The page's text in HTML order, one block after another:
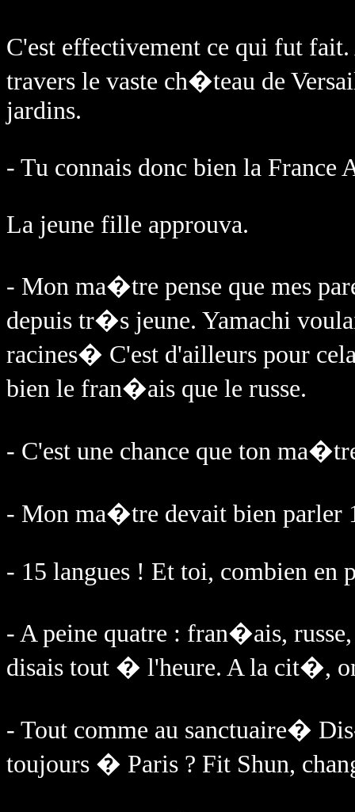
C'est effectivement ce qui fut
travers le vaste ch�teau de
jardins.
- Tu connais donc bien la France
La jeune fille approuva.
- Mon ma�tre pense que mes
depuis tr�s jeune. Yamachi
racines� C'est d'ailleurs pour
bien le fran�ais que le russe.
- C'est une chance que ton
- Mon ma�tre devait bien parler
- 15 langues ! Et toi, combien en
- A peine quatre : fran�ais,
disais tout � l'heure. A la cit�,
- Tout comme au sanctuaire�
toujours � Paris ? Fit Shun,